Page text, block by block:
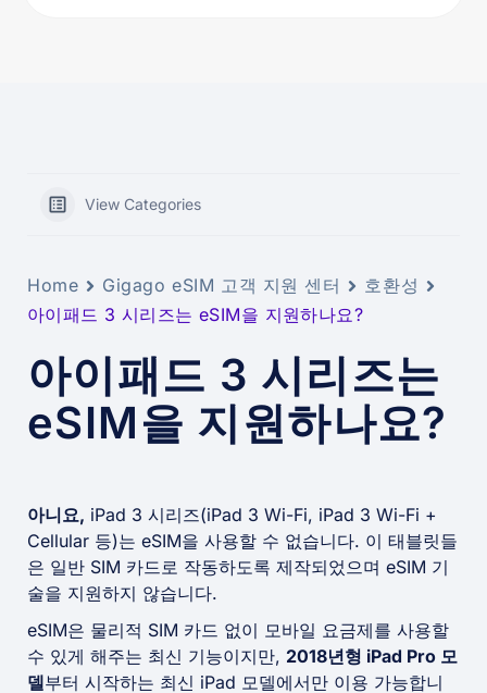
View Categories
Home Gigago eSIM 고객 지원 센터
호환성
아이패드 3 시리즈는 eSIM을 지원하나요?
아이패드 3 시리즈는
eSIM을 지원하나요?
아니요, iPad 3 시리즈(iPad 3 Wi-Fi, iPad 3 Wi-Fi +
Cellular 등)는 eSIM을 사용할 수 없습니다. 이 태블릿들
은 일반 SIM 카드로 작동하도록 제작되었으며 eSIM 기
술을 지원하지 않습니다.
eSIM은 물리적 SIM 카드 없이 모바일 요금제를 사용할
수 있게 해주는 최신 기능이지만, 2018년형 iPad Pro 모
델부터 시작하는 최신 iPad 모델에서만 이용 가능합니